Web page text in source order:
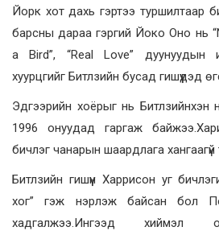
Йорк хот дахь гэртээ туршилтаар
барсны дараа гэргий Йоко Оно нь
a Bird”, “Real Love” дуунуудын
хуурцгийг Битлзийн бусад гишүүдэд
Эдгээрийн хоёрыг нь Битлзийнхэн
1996 онуудад гаргаж
бичлэг чанарын шаардлага
Битлзийн гишүүн Харрисон уг
хог” гэж нэрлэж байсан бол
хадгалжээ.Ингээд хиймэл